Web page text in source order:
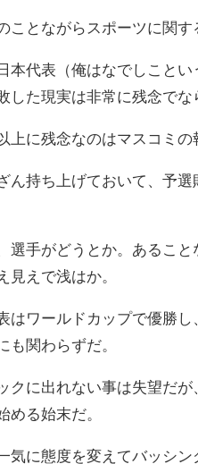
ことながらスポーツに関
本代表（俺はなでしこと
した現実は非常に残念でな
上に残念なのはマスコミの
ん持ち上げておいて、予
選手がどうとか。あるこ
見えで浅はか。
はワールドカップで優勝
も関わらずだ。
クに出れない事は失望だ
める始末だ。
気に態度を変えてバッシ